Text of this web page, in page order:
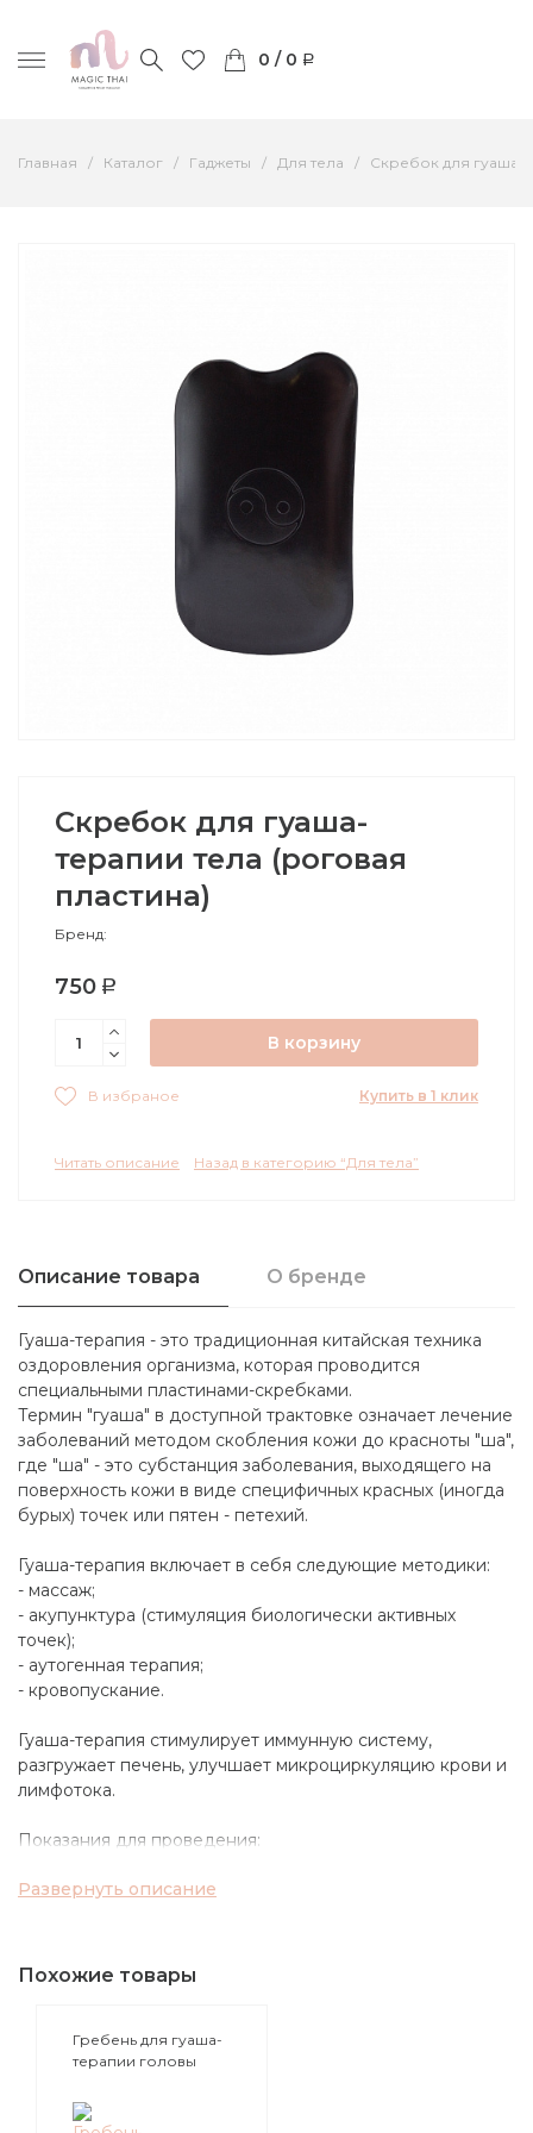
0 / 0
Главная Каталог Гаджеты Для тела Скребок для гуаша-
Скребок для гуаша-
терапии тела (роговая
пластина)
Бренд:
750
В корзину
Купить в 1 клик
В избраное
Читать описание Назад в категорию “Для тела”
Описание товара О бренде
Гуаша-терапия - это традиционная китайская техника
оздоровления организма, которая проводится
специальными пластинами-скребками.
Термин "гуаша" в доступной трактовке означает лечение
заболеваний методом скобления кожи до красноты "ша",
где "ша" - это субстанция заболевания, выходящего на
поверхность кожи в виде специфичных красных (иногда
бурых) точек или пятен - петехий.
Гуаша-терапия включает в себя следующие методики:
- массаж;
- акупунктура (стимуляция биологически активных
точек);
- аутогенная терапия;
- кровопускание.
Гуаша-терапия стимулирует иммунную систему,
разгружает печень, улучшает микроциркуляцию крови и
лимфотока.
Показания для проведения:
- мышечные спазмы;
- воспалительные процессы в тканях;
- стимуляция внутренних органов организма через
Суть метода заключается в обрабатывании, скоблении
Скребок сделан из роговой пластины (прессованные
Развернуть описание
Похожие товары
Гребень для гуаша-
терапии головы